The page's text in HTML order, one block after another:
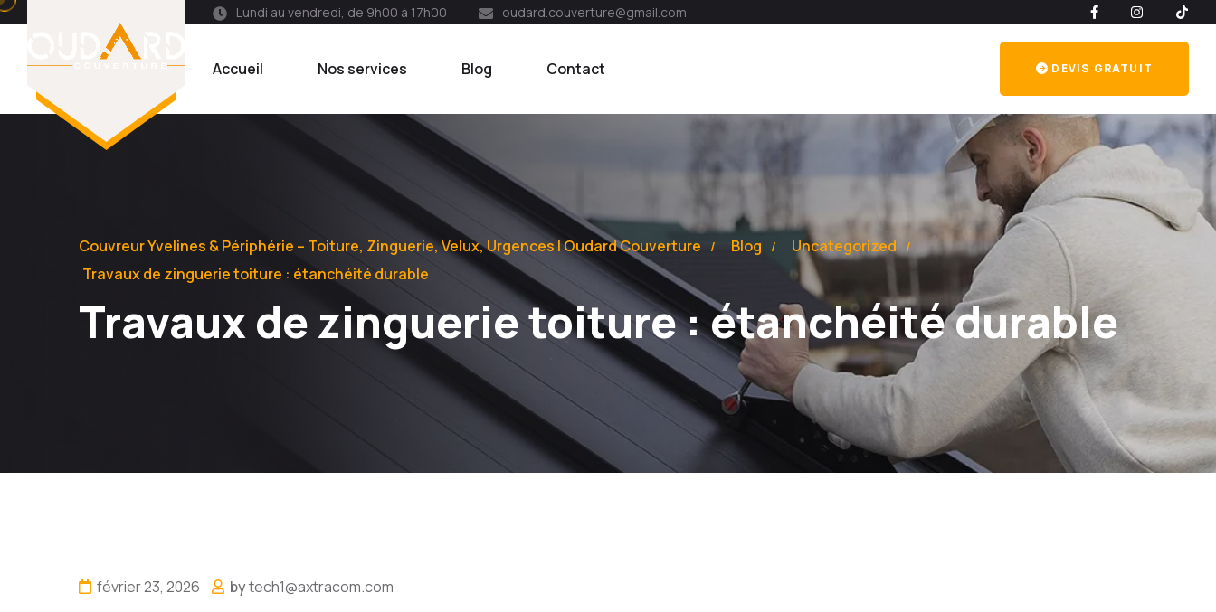
Lundi au vendredi, de 9h00 à 17h00 oudard.couverture@gmail.com
Accueil Nos services Blog Contact DEVIS GRATUIT
Couvreur Yvelines & Périphérie – Toiture, Zinguerie, Velux, Urgences | Oudard Couverture Blog
Uncategorized
Travaux de zinguerie toiture : étanchéité durable
Travaux de zinguerie toiture : étanchéité durable
février 23, 2026 bytech1@axtracom.com